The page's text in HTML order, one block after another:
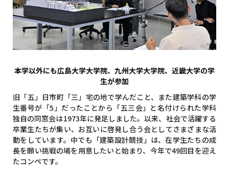
本学以外にも広島大学大学院、九州大学大学院、近畿大学の学
生が参加
旧「五」日市町「三」宅の地で学んだこと、また建築学科の学
生番号が「5」だったことから「五三会」と名付けられた学科
独自の同窓会は1973年に発足しました。以来、社会で活躍する
卒業生たちが集い、お互いに啓発し合う会としてさまざまな活
動をしています。中でも「建築設計競技」は、在学生たちの成
長を願い挑戦の場を用意したいと始まり、今年で49回目を迎え
たコンペです。